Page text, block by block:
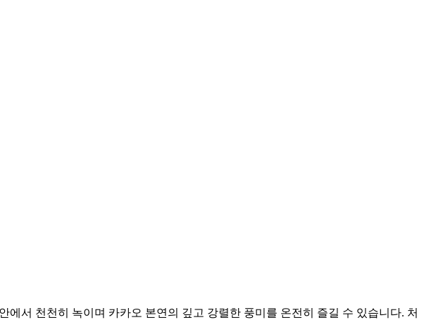
서 천천히 녹이며 카카오 본연의 깊고 강렬한 풍미를 온전히 즐길 수 있습니다. 처